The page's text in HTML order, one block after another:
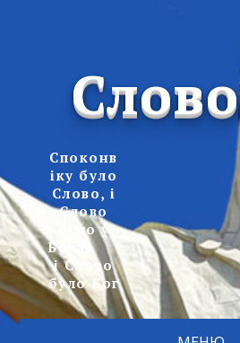
Слово
Споконв
іку було
Слово, і
Слово
було у
Бога,
і Слово
було Бог